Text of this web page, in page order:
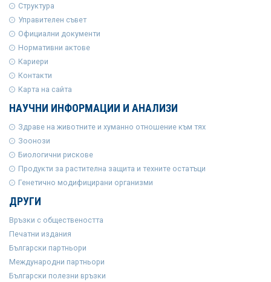
Структура
Управителен съвет
Официални документи
Нормативни актове
Кариери
Контакти
Карта на сайта
НАУЧНИ ИНФОРМАЦИИ И АНАЛИЗИ
Здраве на животните и хуманно отношение към тях
Зоонози
Биологични рискове
Продукти за растителна защита и техните остатъци
Генетично модифицирани организми
ДРУГИ
Връзки с обществеността
Печатни издания
Български партньори
Международни партньори
Български полезни връзки